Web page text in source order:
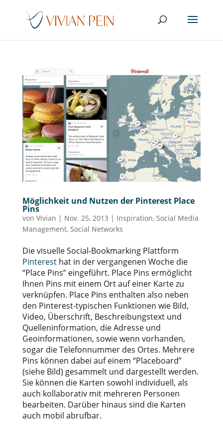
Möglichkeit und Nutzen der Pinterest Place
Pins
von Vivian | Nov. 25, 2013 | Inspiration, Social Media
Management, Social Networks
Die visuelle Social-Bookmarking Plattform
Pinteresthat in der vergangenen Woche die
“Place Pins” eingeführt. Place Pins ermöglicht
Ihnen Pins mit einem Ort auf einer Karte zu
verknüpfen. Place Pins enthalten also neben
den Pinterest-typischen Funktionen wie Bild,
Video, Überschrift, Beschreibungstext und
Quelleninformation, die Adresse und
Geoinformationen, sowie wenn vorhanden,
sogar die Telefonnummer des Ortes. Mehrere
Pins können dabei auf einem “Placeboard”
(siehe Bild) gesammelt und dargestellt werden.
Sie können die Karten sowohl individuell, als
auch kollaborativ mit mehreren Personen
bearbeiten. Darüber hinaus sind die Karten
auch mobil abrufbar.